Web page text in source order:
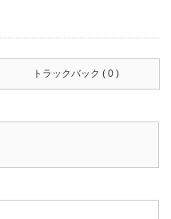
トラックバック ( 0 )